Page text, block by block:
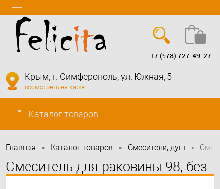
info@felicita-crimea.ru
+7 (978) 727-49-27
Крым, г. Симферополь, ул. Южная, 5
посмотреть на карте
Каталог товаров
Главная • Каталог товаров • Смесители, душ •
Смеситель для раковины 98, без